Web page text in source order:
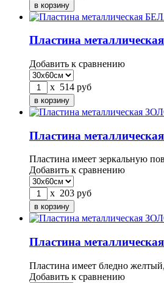
Пластина
Добавить к сравнению
x 514 руб
Пластина
Пластина имеет зеркальную
Добавить к сравнению
x 203 руб
Пластина
Пластина имеет бледно
Добавить к сравнению